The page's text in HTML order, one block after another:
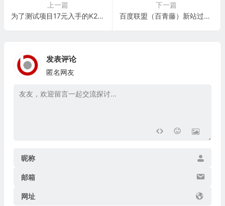
上一篇
为了测试项目17元入手的K2砸手上了刷个老毛子固件做无线路由器
下一篇
百度联盟（百青藤）新站过审完整自检清单
发表评论
匿名网友
昵称
邮箱
网址